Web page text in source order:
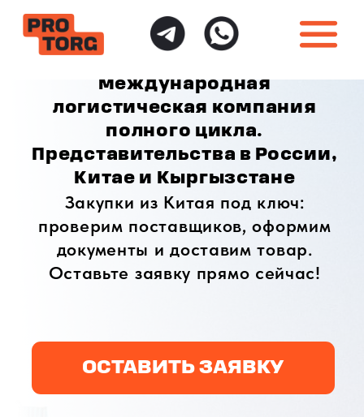
логистическая компания
полного цикла.
Представительства в России,
Китае и Кыргызстане
проверим поставщиков, оформим
документы и доставим товар.
Оставьте заявку прямо сейчас!
ОСТАВИТЬ ЗАЯВКУ
Безопасная доставка
груза без рисков
Доставка товаров
для ООО и ИП